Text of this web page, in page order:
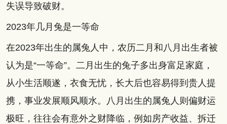
失误导致破财。
2023年几月兔是一等命
在2023年出生的属兔人中，农历二月和八月出生者被
认为是“一等命”。二月出生的兔子多出身富足家庭，
从小生活顺遂，衣食无忧，长大后也容易得到贵人提
携，事业发展顺风顺水。八月出生的属兔人则偏财运
极旺，往往会有意外之财降临，例如房产收益、拆迁